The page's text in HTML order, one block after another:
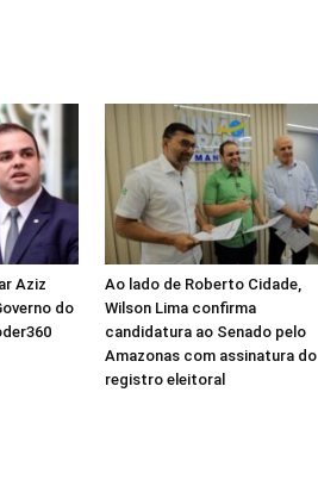
Aziz
do
Ao lado de Roberto Cidade,
Wilson Lima confirma
candidatura ao Senado pelo
Amazonas com assinatura do
registro eleitoral